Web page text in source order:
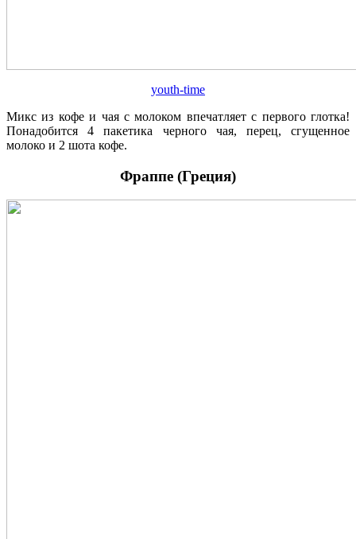
youth-time
Микс из кофе и чая с молоком впечатляет с первого глотка!
Понадобится 4 пакетика черного чая, перец, сгущенное
молоко и 2 шота кофе.
Фраппе (Греция)